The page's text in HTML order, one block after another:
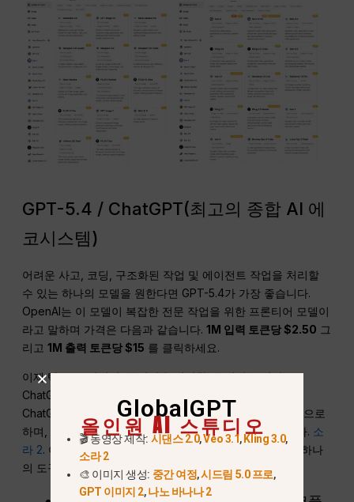
GPT-5.4 / ChatGPT(최고의 종합 AI 에
코시스템)
어려운 사고, 코딩, 구조화된 작업 및 에이전트 작업을 처리할
수 있는 하나의 모델을 원한다면 GPT-5.4가 가장 좋습니다.
OpenAI는 이 모델이 복잡한 전문 작업을 위한 프론티어 모델이
라고 말하며 가격은 다음과 같습니다.1M 입력 토큰당 $2.50 그
리고1M 출력 토큰당 $15 를 클릭하세요.
이제 텍스트, 이미지, 동영상을 연결할 수 있다는 점이
ChatGPT를 더욱 강력한 에코시스템으로 만들어줍니다.
ChatGPT의 새로운 이미지 경험은 GPT 이미지 1.5를 기반으로
하며, 현재 OpenAI의 주력 비디오 모델은 다음과 같습니다. 소
라 2. 이를 통해 글쓰기, 이미지 제작, 동영상 생성을 위한 하나
의 도구 제품군을 제공합니다.
GlobalGPT
올인원 AI 스튜디오
🎬 동영상 제작: 시댄스 2.0,Veo 3.1, Kling 3.0,
소라 2
🎨 이미지 생성: 중간 여정,시드림 5.0 프로,
GPT 이미지 2,나노 바나나 2